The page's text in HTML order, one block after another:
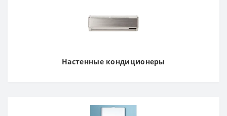
Настенные кондиционеры